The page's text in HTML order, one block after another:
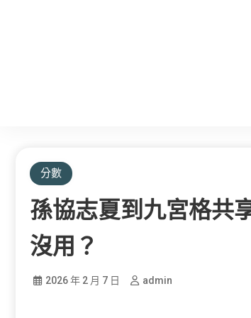
分數
孫協志夏到九宮格共
沒用？
2026 年 2 月 7 日 admin